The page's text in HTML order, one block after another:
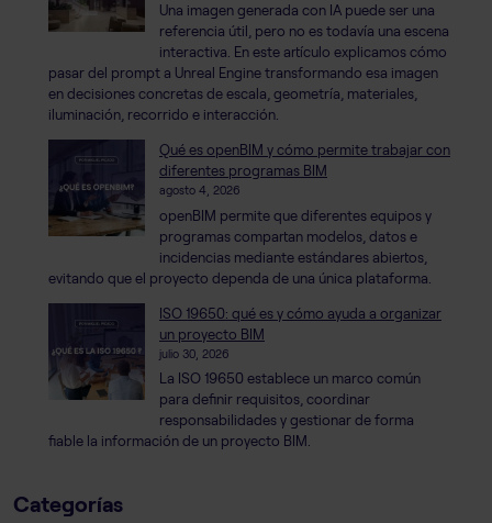
Una imagen generada con IA puede ser una
referencia útil, pero no es todavía una escena
interactiva. En este artículo explicamos cómo
pasar del prompt a Unreal Engine transformando esa imagen
en decisiones concretas de escala, geometría, materiales,
iluminación, recorrido e interacción.
Qué es openBIM y cómo permite trabajar con
diferentes programas BIM
agosto 4, 2026
openBIM permite que diferentes equipos y
programas compartan modelos, datos e
incidencias mediante estándares abiertos,
evitando que el proyecto dependa de una única plataforma.
ISO 19650: qué es y cómo ayuda a organizar
un proyecto BIM
julio 30, 2026
La ISO 19650 establece un marco común
para definir requisitos, coordinar
responsabilidades y gestionar de forma
fiable la información de un proyecto BIM.
Categorías